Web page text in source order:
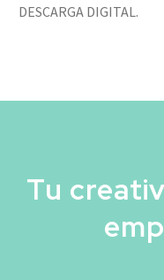
DESCARGA DIGITAL.
Tu